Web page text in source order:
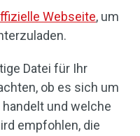
Webseite, um
Datei für Ihr
ob es sich um
und welche
empfohlen, die